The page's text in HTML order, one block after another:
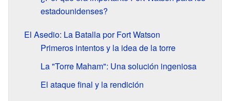
estadounidenses?
El Asedio: La Batalla por Fort Watson
Primeros intentos y la idea de la torre
La "Torre Maham": Una solución ingeniosa
El ataque final y la rendición